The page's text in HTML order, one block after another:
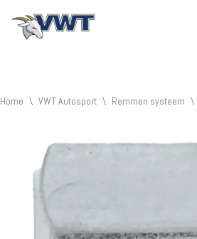
Home \ VWT Autosport \ Remmen systeem \